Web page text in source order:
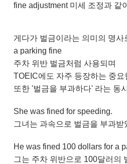
fine adjustment 미세 조정과 같
게다가 벌금이라는 의미의 명사
a parking fine
주차 위반 벌금처럼 사용되며
TOEIC에도 자주 등장하는 중요
또한 '벌금을 부과하다' 라는 동
She was fined for speeding.
그녀는 과속으로 벌금을 부과받
He was fined 100 dollars for a
그는 주차 위반으로 100달러의